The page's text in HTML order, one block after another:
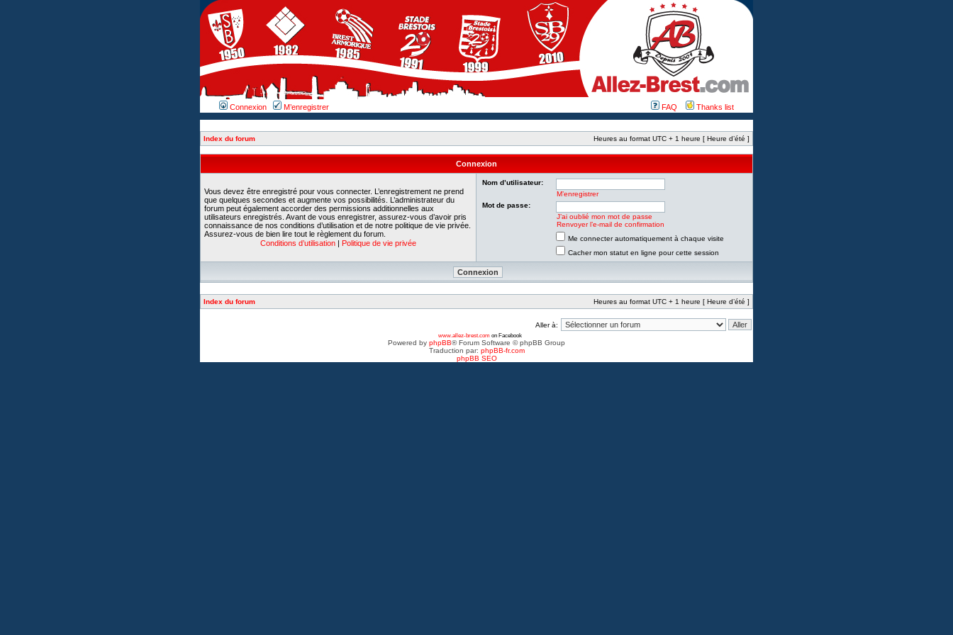
Connexion M’enregistrer FAQ Thanks list
Index du forum Heures au format UTC + 1 heure [ Heure d’été ]
Connexion
Vous devez être enregistré pour vous connecter. L’enregistrement ne prend
que quelques secondes et augmente vos possibilités. L’administrateur du
forum peut également accorder des permissions additionnelles aux
utilisateurs enregistrés. Avant de vous enregistrer, assurez-vous d’avoir pris
connaissance de nos conditions d’utilisation et de notre politique de vie privée.
Assurez-vous de bien lire tout le règlement du forum.
Conditions d’utilisation | Politique de vie privée
Nom d’utilisateur:
M’enregistrer
Mot de passe:
J’ai oublié mon mot de passe
Renvoyer l’e-mail de confirmation
Me connecter automatiquement à chaque visite
Cacher mon statut en ligne pour cette session
Index du forum Heures au format UTC + 1 heure [ Heure d’été ]
Aller à:
www.allez-brest.com on Facebook
Powered by phpBB® Forum Software © phpBB Group
Traduction par: phpBB-fr.com
phpBB SEO